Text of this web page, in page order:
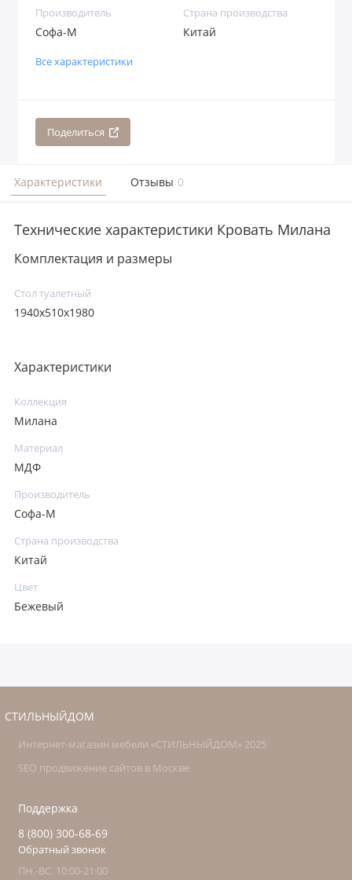
Производитель
Софа-М
Страна производства
Китай
Все характеристики
Поделиться
Характеристики Отзывы 0
Технические характеристики Кровать Милана
Комплектация и размеры
Стол туалетный
1940x510x1980
Характеристики
Коллекция
Милана
Материал
МДФ
Производитель
Софа-М
Страна производства
Китай
Цвет
Бежевый
СТИЛЬНЫЙДОМ
Интернет-магазин мебели «СТИЛЬНЫЙДОМ» 2025
SEO продвижение сайтов в Москве
Поддержка
8 (800) 300-68-69
Обратный звонок
ПН.-ВС. 10:00-21:00